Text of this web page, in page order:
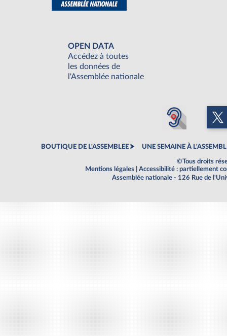
OPEN DATA
Accédez à toutes
les données de
l'Assemblée nationale
BOUTIQUE DE L'ASSEMBLEE UNE SEMAINE À
©Tous droits
Mentions légales
Accessibilité : partiellement
Assemblée nationale - 126 Rue de